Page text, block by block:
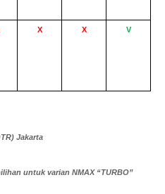
X X V
Jakarta
untuk varian NMAX “TURBO”